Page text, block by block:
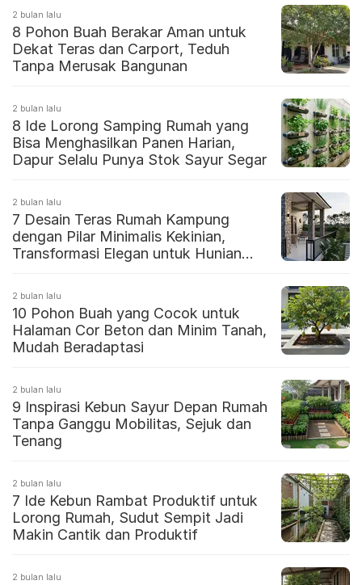
2 bulan lalu
8 Pohon Buah Berakar Aman untuk
Dekat Teras dan Carport, Teduh
Tanpa Merusak Bangunan
2 bulan lalu
8 Ide Lorong Samping Rumah yang
Bisa Menghasilkan Panen Harian,
Dapur Selalu Punya Stok Sayur Segar
2 bulan lalu
7 Desain Teras Rumah Kampung
dengan Pilar Minimalis Kekinian,
Transformasi Elegan untuk Hunian
2 bulan lalu
10 Pohon Buah yang Cocok untuk
Halaman Cor Beton dan Minim Tanah,
Mudah Beradaptasi
2 bulan lalu
9 Inspirasi Kebun Sayur Depan Rumah
Tanpa Ganggu Mobilitas, Sejuk dan
Tenang
2 bulan lalu
7 Ide Kebun Rambat Produktif untuk
Lorong Rumah, Sudut Sempit Jadi
Makin Cantik dan Produktif
2 bulan lalu